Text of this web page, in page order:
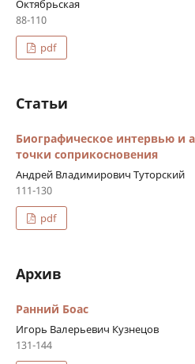
Октябрьская
88-110
pdf
Статьи
Биографическое интервью и
точки соприкосновения
Андрей Владимирович Туторский
111-130
pdf
Архив
Ранний Боас
Игорь Валерьевич Кузнецов
131-144